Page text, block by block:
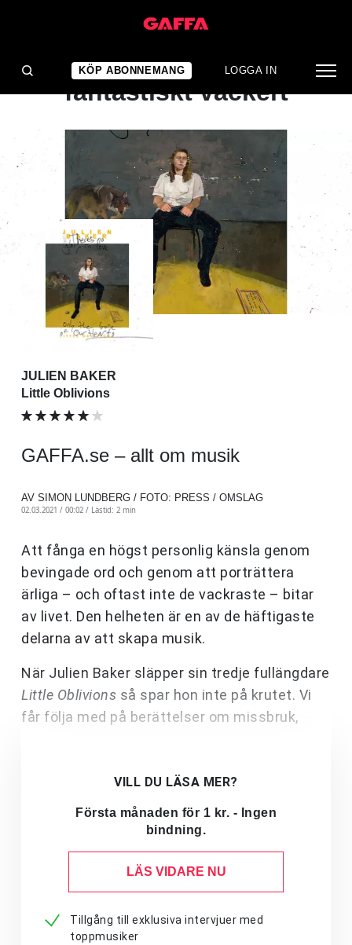
KÖP ABONNEMANG LOGGA IN
ALBUMRECENSION
Personligt, mörkt och så
fantastiskt vackert
JULIEN BAKER
Little Oblivions
GAFFA.se – allt om musik
AV SIMON LUNDBERG / FOTO: PRESS / OMSLAG
02.03.2021 / 00:02 / Lästid: 2 min
Att fånga en högst personlig känsla genom
bevingade ord och genom att porträttera
ärliga – och oftast inte de vackraste – bitar
av livet. Den helheten är en av de häftigaste
delarna av att skapa musik.
När Julien Baker släpper sin tredje fullängdare
Little Oblivions så spar hon inte på krutet. Vi
får följa med på berättelser om missbruk,
VILL DU LÄSA MER?
Första månaden för 1 kr. - Ingen
bindning.
LÄS VIDARE NU
Tillgång till exklusiva intervjuer med
toppmusiker